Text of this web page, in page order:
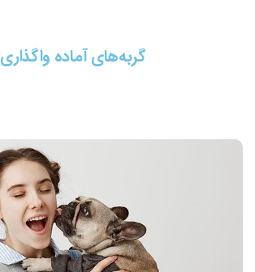
گربه‌های آماده واگذاری